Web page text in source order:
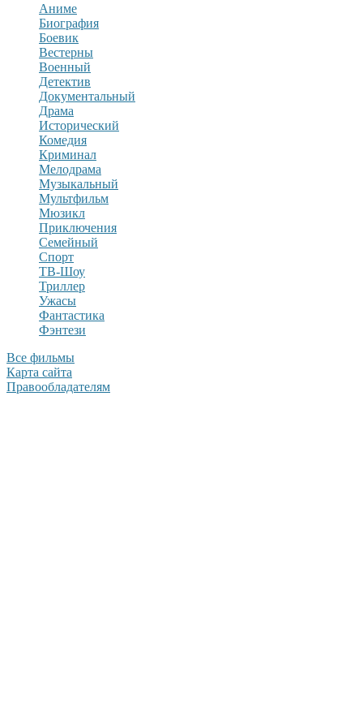
Аниме
Биография
Боевик
Вестерны
Военный
Детектив
Документальный
Драма
Исторический
Комедия
Криминал
Мелодрама
Музыкальный
Мультфильм
Мюзикл
Приключения
Семейный
Спорт
ТВ-Шоу
Триллер
Ужасы
Фантастика
Фэнтези
Все фильмы
Карта сайта
Правообладателям